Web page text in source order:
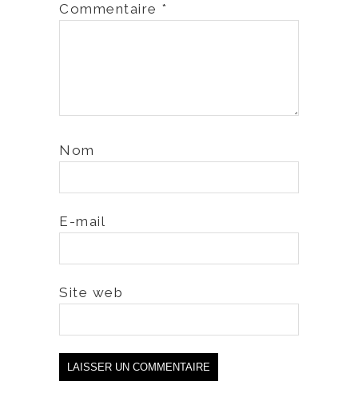
Commentaire *
Nom
E-mail
Site web